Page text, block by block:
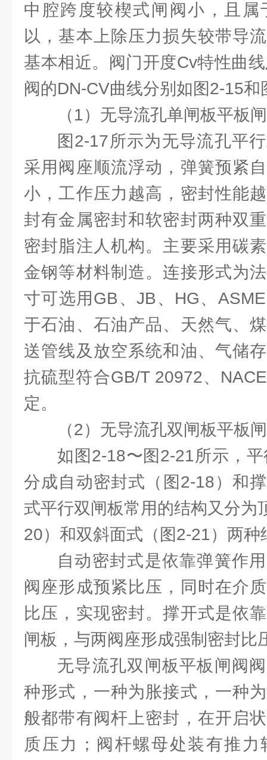
中腔跨度较楔式闸阀小，且
以，基本上除压力损失较带导
基本相近。阀门开度Cv特性曲
阀的DN-CV曲线分别如图2-15和
（1）无导流孔单闸板平板
图2-17所示为无导流孔平
采用阀座顺流浮动，弹簧预紧
小，工作压力越高，密封性能
封有金属密封和软密封两种双
密封脂注人机构。主要采用碳
金钢等材料制造。连接形式为
寸可选用GB、JB、HG、
于石油、石油产品、天然气、
送管线及放空系统和油、气储
抗硫型符合GB/T 20972、
定。
（2）无导流孔双闸板平板
如图2-18〜图2-21所示，
分成自动密封式（图2-18）和
式平行双闸板常用的结构又分为
20）和双斜面式（图2-21）两种
自动密封式是依靠弹簧作
阀座形成预紧比压，同时在介
比压，实现密封。撑开式是依
闸板，与两阀座形成强制密封比
无导流孔双闸板平板闸阀
种形式，一种为胀接式，一种
般都带有阀杆上密封，在开启
质压力；阀杆螺母处装有推